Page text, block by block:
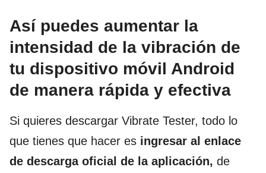
Así puedes aumentar la
intensidad de la vibración de
tu dispositivo móvil Android
de manera rápida y efectiva
Si quieres descargar Vibrate Tester, todo lo
que tienes que hacer es ingresar al enlace
de descarga oficial de la aplicación, de